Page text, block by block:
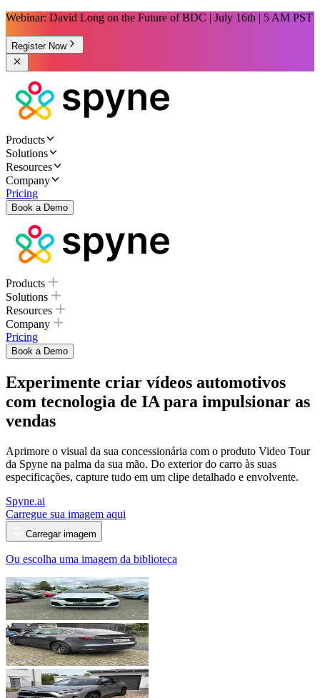
Webinar: David Long on the Future of BDC | July 16th | 5 AM PST
Register Now
Products
Solutions
Resources
Company
Pricing
Book a Demo
Products
Solutions
Resources
Company
Pricing
Book a Demo
Experimente criar vídeos automotivos
com tecnologia de IA para impulsionar as
vendas
Aprimore o visual da sua concessionária com o produto Video Tour
da Spyne na palma da sua mão. Do exterior do carro às suas
especificações, capture tudo em um clipe detalhado e envolvente.
Spyne.ai
Carregue sua imagem aqui
Carregar imagem
Ou escolha uma imagem da biblioteca